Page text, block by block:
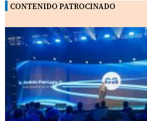
CONTENIDO PATROCINADO